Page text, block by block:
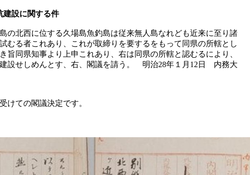
建設に関する件
の北西に位する久場島魚釣島は従来無人島なれども近来に至り諸
むる者これあり、これが取締りを要するをもって同県の所轄とし
旨同県知事より上申これあり、右は同県の所轄と認むるにより、
建設せしめんとす、右、閣議を請う。 明治28年１月12日 内務大
けての閣議決定です。